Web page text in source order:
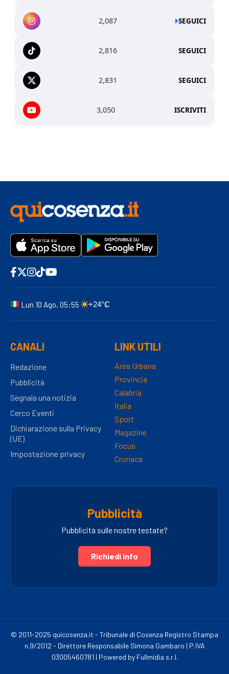
2,087 SEGUICI
2,816 SEGUICI
2,831 SEGUICI
3,050 ISCRIVITI
Lun 10 Ago, 05:55 +24°C
CANALI
Redazione
Pubblicità
Segnala una notizia
Cerco Eventi
Dichiarazione sulla Privacy
(UE)
Impostazione privacy
LINK UTILI
Area Urbana
Provincia
Calabria
Italia
Sport
Magazine
Focus
Cronaca
Pubblicità
Pubblicità sulle nostre testate?
Richiedi info
© 2011-2025 quicosenza.it - Tribunale di Cosenza Registro Stampa
n.9/2012 - Direttore Responsabile Simona Gambaro | P.IVA
03005460781 | Powered by Fullmidia s.r.l.